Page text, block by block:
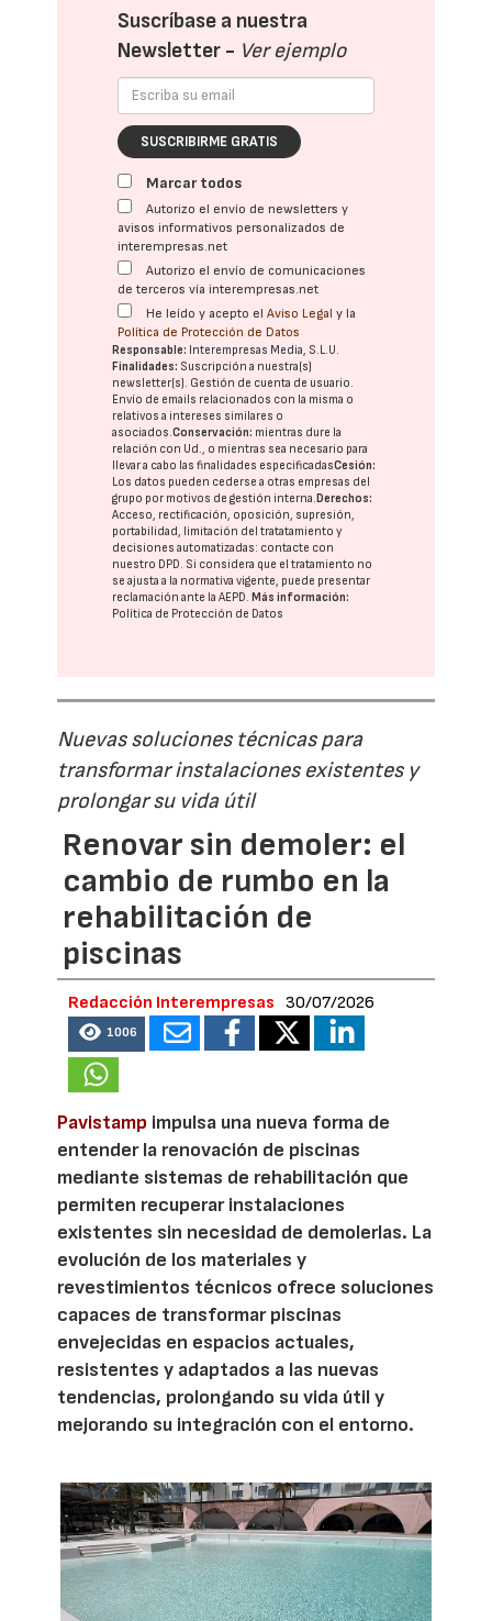
Suscríbase a nuestra
Newsletter - Ver ejemplo
SUSCRIBIRME GRATIS
Marcar todos
Autorizo el envío de newsletters y
avisos informativos personalizados de
interempresas.net
Autorizo el envío de comunicaciones
de terceros vía interempresas.net
He leído y acepto elAviso Legal y la
Política de Protección de Datos
Responsable: Interempresas Media, S.L.U.
Finalidades: Suscripción a nuestra(s)
newsletter(s). Gestión de cuenta de usuario.
Envío de emails relacionados con la misma o
relativos a intereses similares o
asociados.Conservación: mientras dure la
relación con Ud., o mientras sea necesario para
llevar a cabo las finalidades especificadasCesión:
Los datos pueden cederse a otras empresas del
grupo por motivos de gestión interna.Derechos:
Acceso, rectificación, oposición, supresión,
portabilidad, limitación del tratatamiento y
decisiones automatizadas: contacte con
nuestro DPD. Si considera que el tratamiento no
se ajusta a la normativa vigente, puede presentar
reclamación ante laAEPD.Más información:
Política de Protección de Datos
Nuevas soluciones técnicas para
transformar instalaciones existentes y
prolongar su vida útil
Renovar sin demoler: el
cambio de rumbo en la
rehabilitación de
piscinas
Redacción Interempresas 30/07/2026
1006
Pavistamp impulsa una nueva forma de
entender la renovación de piscinas
mediante sistemas de rehabilitación que
permiten recuperar instalaciones
existentes sin necesidad de demolerlas. La
evolución de los materiales y
revestimientos técnicos ofrece soluciones
capaces de transformar piscinas
envejecidas en espacios actuales,
resistentes y adaptados a las nuevas
tendencias, prolongando su vida útil y
mejorando su integración con el entorno.